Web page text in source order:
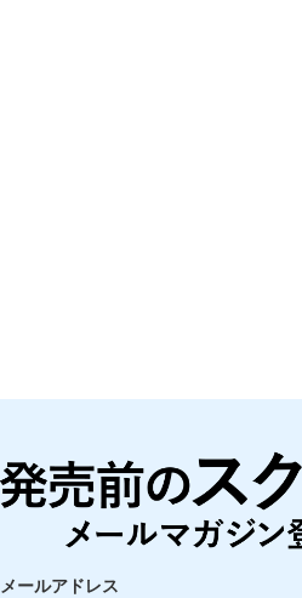
メールアドレス